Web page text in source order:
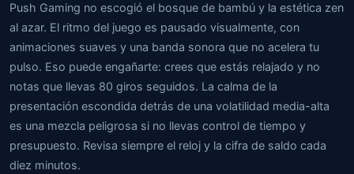
Push Gaming no escogió el bosque de bambú y la estética zen
al azar. El ritmo del juego es pausado visualmente, con
animaciones suaves y una banda sonora que no acelera tu
pulso. Eso puede engañarte: crees que estás relajado y no
notas que llevas 80 giros seguidos. La calma de la
presentación escondida detrás de una volatilidad media-alta
es una mezcla peligrosa si no llevas control de tiempo y
presupuesto. Revisa siempre el reloj y la cifra de saldo cada
diez minutos.